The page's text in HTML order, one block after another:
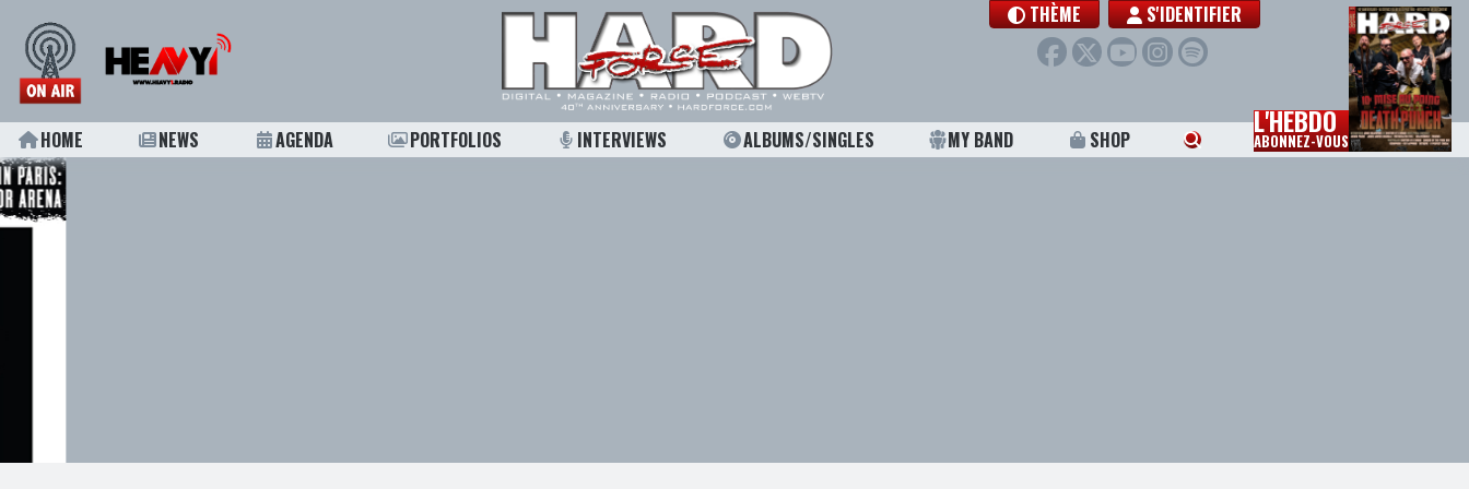
THÈME S'IDENTIFIER
HOME NEWS AGENDA PORTFOLIOS INTERVIEWS ALBUMS/SINGLES MY BAND SHOP L'HEBDO
ABONNEZ-VOUS